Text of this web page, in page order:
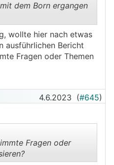
dem Born ergangen
wollte hier nach etwas
ausführlichen Bericht
Fragen oder Themen
4.6.2023 (#645)
Fragen oder